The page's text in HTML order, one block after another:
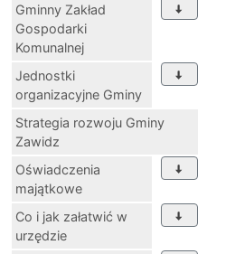
Gminny Zakład
Gospodarki
Komunalnej
Jednostki
organizacyjne Gminy
Strategia rozwoju Gminy
Zawidz
Oświadczenia
majątkowe
Co i jak załatwić w
urzędzie